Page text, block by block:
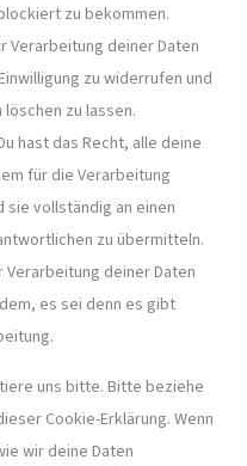
zu bekommen.
Verarbeitung deiner Daten
zu widerrufen und
zu lassen.
hast das Recht, alle deine
für die Verarbeitung
vollständig an einen
zu übermitteln.
deiner Daten
es sei denn es gibt
uns bitte. Bitte beziehe
Cookie-Erklärung. Wenn
wir deine Daten